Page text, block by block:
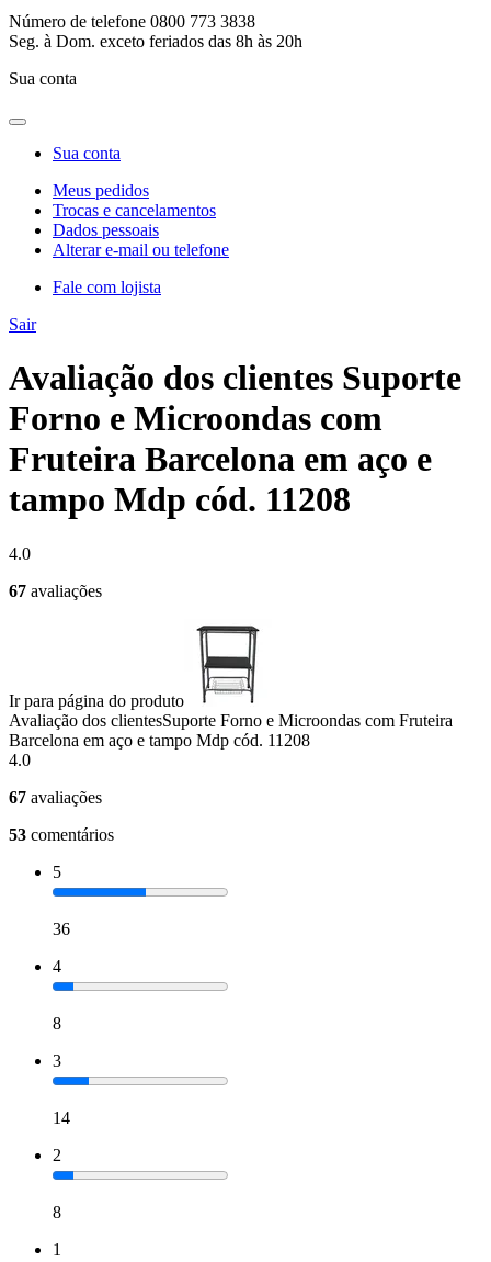
Número de telefone 0800 773 3838
Seg. à Dom. exceto feriados das 8h às 20h
Sua conta
Sua conta
Meus pedidos
Trocas e cancelamentos
Dados pessoais
Alterar e-mail ou telefone
Fale com lojista
Sair
Avaliação dos clientes Suporte
Forno e Microondas com
Fruteira Barcelona em aço e
tampo Mdp cód. 11208
4.0
67 avaliações
Ir para página do produto
Avaliação dos clientesSuporte Forno e Microondas com Fruteira
Barcelona em aço e tampo Mdp cód. 11208
4.0
67 avaliações
53 comentários
5
36
4
8
3
14
2
8
1